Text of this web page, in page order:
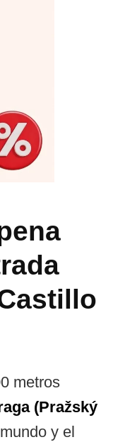
metros
(Pražský
y el